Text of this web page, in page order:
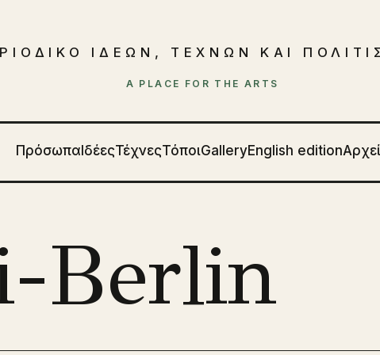
ΙΔΕΩΝ, ΤΕΧΝΩΝ ΚΑΙ
A PLACE FOR THE ARTS
Πρόσωπα ΙδέεςΤέχνεςΤόποιGalleryEnglish edition
Berlin